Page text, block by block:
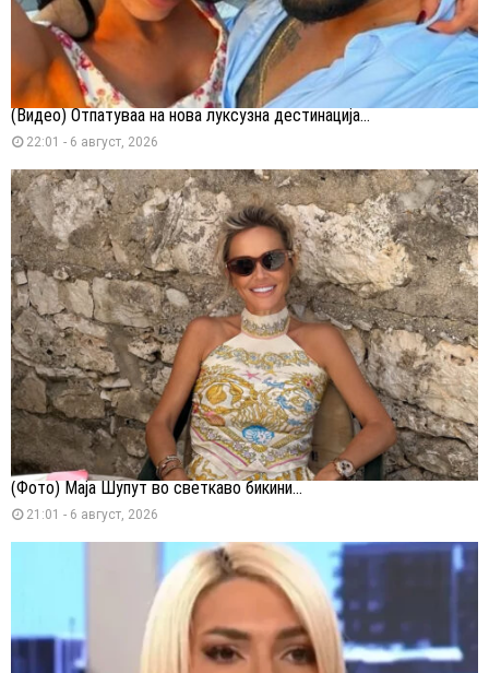
(Видео) Отпатуваа на нова луксузна дестинација...
22:01 - 6 август, 2026
(Фото) Маја Шупут во светкаво бикини...
21:01 - 6 август, 2026